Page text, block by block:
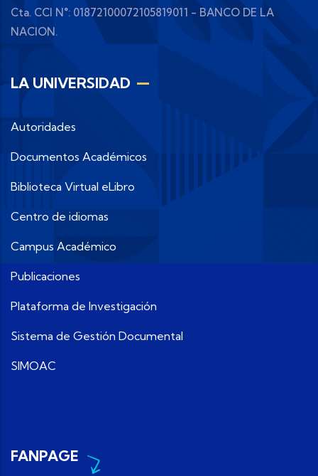
Cta. CCI N°: 01872100072105819011 - BANCO DE LA
NACION.
LA UNIVERSIDAD
Autoridades
Documentos Académicos
Biblioteca Virtual eLibro
Centro de idiomas
Campus Académico
Publicaciones
Plataforma de Investigación
Sistema de Gestión Documental
SIMOAC
FANPAGE